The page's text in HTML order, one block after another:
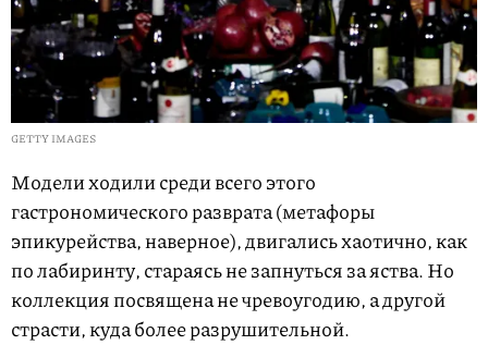
GETTY IMAGES
Модели ходили среди всего этого
гастрономического разврата (метафоры
эпикурейства, наверное), двигались хаотично, как
по лабиринту, стараясь не запнуться за яства. Но
коллекция посвящена не чревоугодию, а другой
страсти, куда более разрушительной.